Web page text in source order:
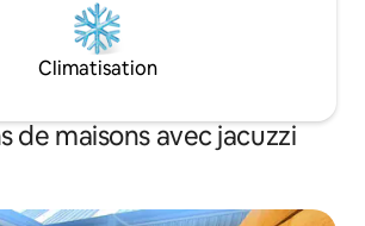
Climatisation
de maisons avec jacuzzi